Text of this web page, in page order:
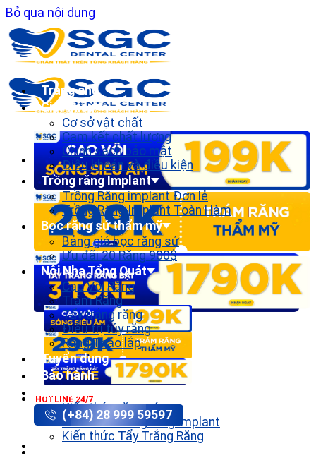
Bỏ qua nội dung
HOTLINE 24/7
(+84) 28 999 59597
Trang chủ
Giới thiệu
Cơ sở vật chất
Cam kết chất lượng
Chính sách bảo mật
Điều khoản và điều kiện
Trồng răng Implant
Trồng Răng implant Đơn lẻ
Trồng Răng Implant Toàn Hàm
Bọc răng sứ thẩm mỹ
Bảng giá bọc răng sứ
Ưu đãi 20 Răng 900$
Nội Nha Tổng Quát
Cạo Vôi Răng
Trám Răng
Tẩy trắng răng
Điều trị tủy răng
Răng Tháo lắp
Tuyển dụng
Bảo hành
Kiến thức răng sứ
Kiến thức trồng răng implant
Kiến thức Tẩy Trắng Răng